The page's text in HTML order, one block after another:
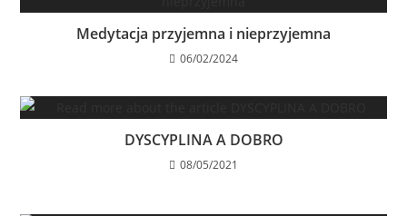
Medytacja przyjemna i nieprzyjemna
06/02/2024
DYSCYPLINA A DOBRO
08/05/2021